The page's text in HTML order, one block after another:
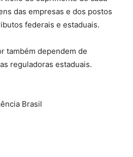
das empresas e dos postos
federais e estaduais.
também dependem de
reguladoras estaduais.
Brasil